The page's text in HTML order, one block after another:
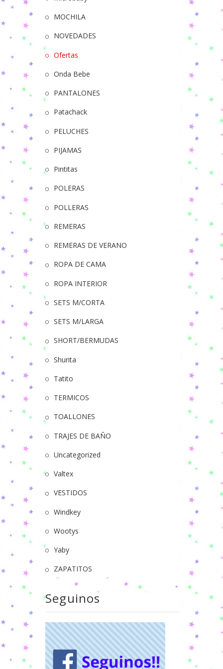
MOCHILA
NOVEDADES
Ofertas
Onda Bebe
PANTALONES
Patachack
PELUCHES
PIJAMAS
Pintitas
POLERAS
POLLERAS
REMERAS
REMERAS DE VERANO
ROPA DE CAMA
ROPA INTERIOR
SETS M/CORTA
SETS M/LARGA
SHORT/BERMUDAS
Shurita
Tatito
TERMICOS
TOALLONES
TRAJES DE BAÑO
Uncategorized
Valtex
VESTIDOS
Windkey
Wootys
Yaby
ZAPATITOS
Seguinos